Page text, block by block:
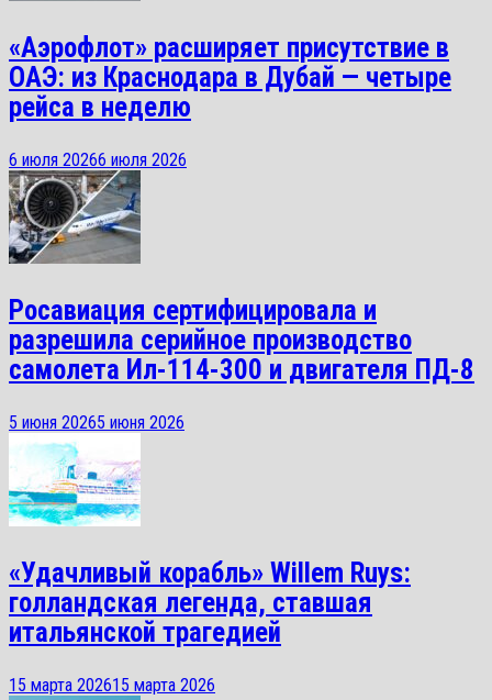
«Аэрофлот» расширяет присутствие в
ОАЭ: из Краснодара в Дубай — четыре
рейса в неделю
6 июля 20266 июля 2026
Росавиация сертифицировала и
разрешила серийное производство
самолета Ил-114-300 и двигателя ПД-8
5 июня 20265 июня 2026
«Удачливый корабль» Willem Ruys:
голландская легенда, ставшая
итальянской трагедией
15 марта 202615 марта 2026